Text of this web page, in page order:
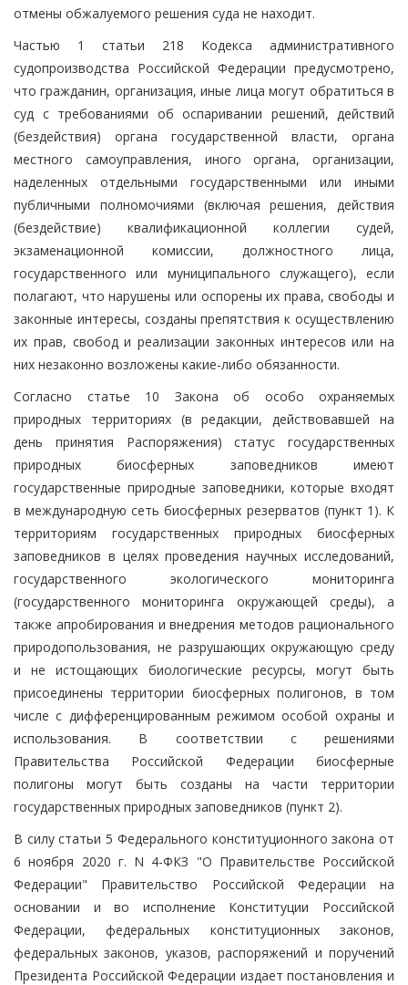
отмены обжалуемого решения суда не находит.
Частью 1 статьи 218 Кодекса административного
судопроизводства Российской Федерации предусмотрено,
что гражданин, организация, иные лица могут обратиться в
суд с требованиями об оспаривании решений, действий
(бездействия) органа государственной власти, органа
местного самоуправления, иного органа, организации,
наделенных отдельными государственными или иными
публичными полномочиями (включая решения, действия
(бездействие) квалификационной коллегии судей,
экзаменационной комиссии, должностного лица,
государственного или муниципального служащего), если
полагают, что нарушены или оспорены их права, свободы и
законные интересы, созданы препятствия к осуществлению
их прав, свобод и реализации законных интересов или на
них незаконно возложены какие-либо обязанности.
Согласно статье 10 Закона об особо охраняемых
природных территориях (в редакции, действовавшей на
день принятия Распоряжения) статус государственных
природных биосферных заповедников имеют
государственные природные заповедники, которые входят
в международную сеть биосферных резерватов (пункт 1). К
территориям государственных природных биосферных
заповедников в целях проведения научных исследований,
государственного экологического мониторинга
(государственного мониторинга окружающей среды), а
также апробирования и внедрения методов рационального
природопользования, не разрушающих окружающую среду
и не истощающих биологические ресурсы, могут быть
присоединены территории биосферных полигонов, в том
числе с дифференцированным режимом особой охраны и
использования. В соответствии с решениями
Правительства Российской Федерации биосферные
полигоны могут быть созданы на части территории
государственных природных заповедников (пункт 2).
В силу статьи 5 Федерального конституционного закона от
6 ноября 2020 г. N 4-ФКЗ "О Правительстве Российской
Федерации" Правительство Российской Федерации на
основании и во исполнение Конституции Российской
Федерации, федеральных конституционных законов,
федеральных законов, указов, распоряжений и поручений
Президента Российской Федерации издает постановления и